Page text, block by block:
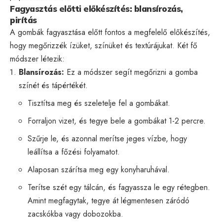
Fagyasztás előtti előkészítés: blansírozás,
pirítás
A gombák fagyasztása előtt fontos a megfelelő előkészítés,
hogy megőrizzék ízüket, színüket és textúrájukat. Két fő
módszer létezik:
Blansírozás: Ez a módszer segít megőrizni a gomba
színét és tápértékét.
Tisztítsa meg és szeletelje fel a gombákat.
Forraljon vizet, és tegye bele a gombákat 1-2 percre.
Szűrje le, és azonnal merítse jeges vízbe, hogy
leállítsa a főzési folyamatot.
Alaposan szárítsa meg egy konyharuhával.
Terítse szét egy tálcán, és fagyassza le egy rétegben.
Amint megfagytak, tegye át légmentesen záródó
zacskókba vagy dobozokba.